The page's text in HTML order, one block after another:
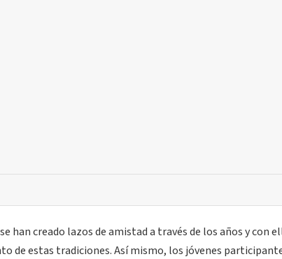
han creado lazos de amistad a través de los años y con
de estas tradiciones. Así mismo, los jóvenes